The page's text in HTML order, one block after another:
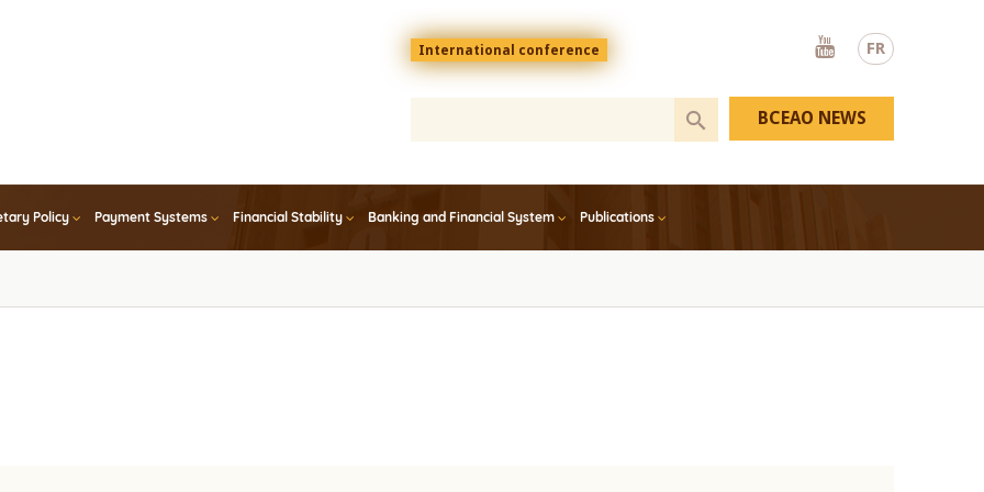
FR
Menu
top
En
International conference
Youtube
Policy Payment Systems Financial Stability Banking and Financial System Publications
BCEAO NEWS